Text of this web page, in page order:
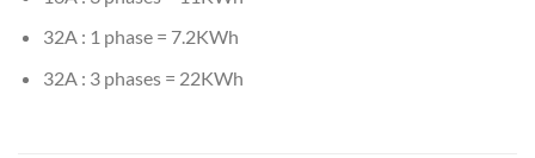
32A : 1 phase = 7.2KWh
32A : 3 phases = 22KWh